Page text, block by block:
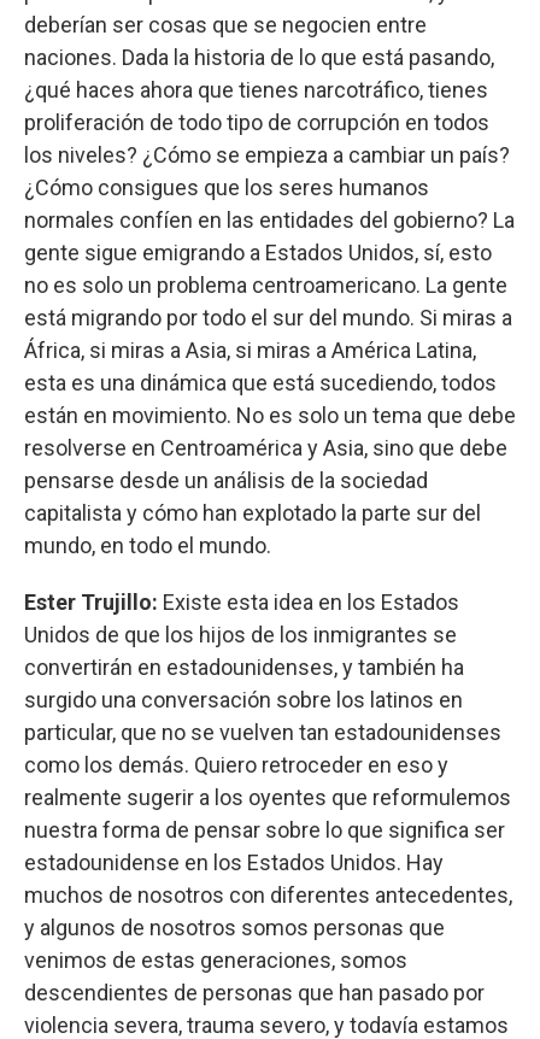
deberían ser cosas que se negocien entre
naciones. Dada la historia de lo que está pasando,
¿qué haces ahora que tienes narcotráfico, tienes
proliferación de todo tipo de corrupción en todos
los niveles? ¿Cómo se empieza a cambiar un país?
¿Cómo consigues que los seres humanos
normales confíen en las entidades del gobierno? La
gente sigue emigrando a Estados Unidos, sí, esto
no es solo un problema centroamericano. La gente
está migrando por todo el sur del mundo. Si miras a
África, si miras a Asia, si miras a América Latina,
esta es una dinámica que está sucediendo, todos
están en movimiento. No es solo un tema que debe
resolverse en Centroamérica y Asia, sino que debe
pensarse desde un análisis de la sociedad
capitalista y cómo han explotado la parte sur del
mundo, en todo el mundo.
Ester Trujillo: Existe esta idea en los Estados
Unidos de que los hijos de los inmigrantes se
convertirán en estadounidenses, y también ha
surgido una conversación sobre los latinos en
particular, que no se vuelven tan estadounidenses
como los demás. Quiero retroceder en eso y
realmente sugerir a los oyentes que reformulemos
nuestra forma de pensar sobre lo que significa ser
estadounidense en los Estados Unidos. Hay
muchos de nosotros con diferentes antecedentes,
y algunos de nosotros somos personas que
venimos de estas generaciones, somos
descendientes de personas que han pasado por
violencia severa, trauma severo, y todavía estamos